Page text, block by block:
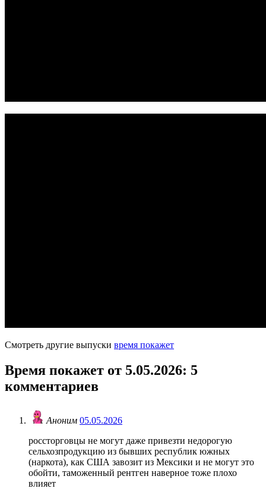
Смотреть другие выпуски время покажет
Время покажет от 5.05.2026: 5
комментариев
Аноним 05.05.2026
россторговцы не могут даже привезти недорогую
сельхозпродукцию из бывших республик южных
(наркота), как США завозит из Мексики и не могут это
обойти, таможенный рентген наверное тоже плохо
влияет